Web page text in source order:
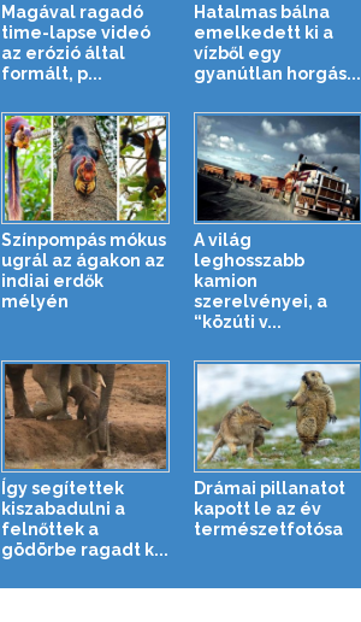
Magával ragadó
time-lapse videó
az erózió által
formált, p...
Hatalmas bálna
emelkedett ki a
vízből egy
gyanútlan horgás...
Színpompás mókus
ugrál az ágakon az
indiai erdők
mélyén
A világ
leghosszabb
kamion
szerelvényei, a
“közúti v...
Így segítettek
kiszabadulni a
felnőttek a
gödörbe ragadt k...
Drámai pillanatot
kapott le az év
természetfotósa